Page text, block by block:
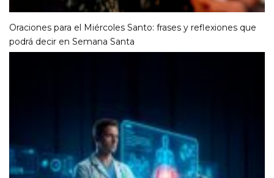
Oraciones para el Miércoles Santo: frases y reflexiones que
podrá decir en Semana Santa